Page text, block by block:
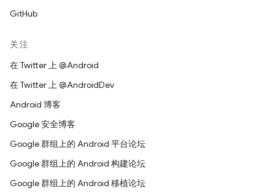
GitHub
关注
在 Twitter 上 @Android
在 Twitter 上 @AndroidDev
Android 博客
Google 安全博客
Google 群组上的 Android 平台论坛
Google 群组上的 Android 构建论坛
Google 群组上的 Android 移植论坛